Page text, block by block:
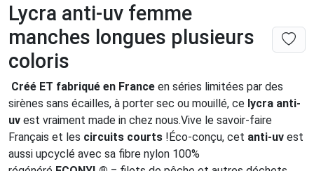
Lycra anti-uv femme
manches longues plusieurs
coloris
Créé ET fabriqué en France en séries limitées par des
sirènes sans écailles, à porter sec ou mouillé, ce lycra anti-
uv est vraiment made in chez nous.Vive le savoir-faire
Français et les circuits courts !Éco-conçu, cet anti-uv est
aussi upcyclé avec sa fibre nylon 100%